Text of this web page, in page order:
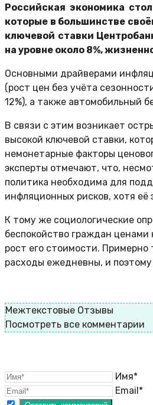
Российская экономика
которые в большинстве
ключевой ставки
на уровне около 8%,
Основными драйверами
(рост цен без учёта
12%), а также автомобильный
В связи с этим возникает
высокой ключевой ставки,
немонетарные факторы
эксперты отмечают, что,
политика необходима для
инфляционных рисков, хотя её
К тому же социологические
беспокойство граждан ценами
рост его стоимости.
расходы ежедневны, и
Межтекстовые Отзывы
Посмотреть все комментарии
Имя*
Email*